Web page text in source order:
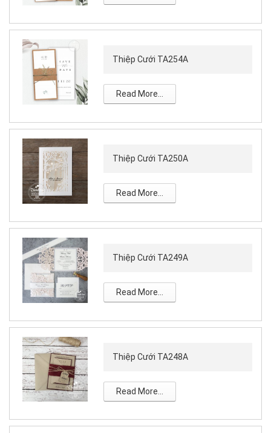
Thiệp Cưới TA254A
Read More...
Thiệp Cưới TA250A
Read More...
Thiệp Cưới TA249A
Read More...
Thiệp Cưới TA248A
Read More...